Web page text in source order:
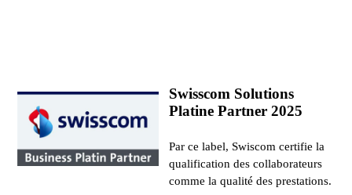
Swisscom Solutions
Platine Partner 2025
Par ce label, Swiscom certifie la
qualification des collaborateurs
comme la qualité des prestations.